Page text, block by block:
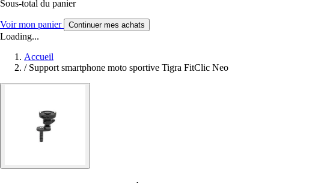
Sous-total du panier
Voir mon panier Continuer mes achats
Loading...
Accueil
/ Support smartphone moto sportive Tigra FitClic Neo